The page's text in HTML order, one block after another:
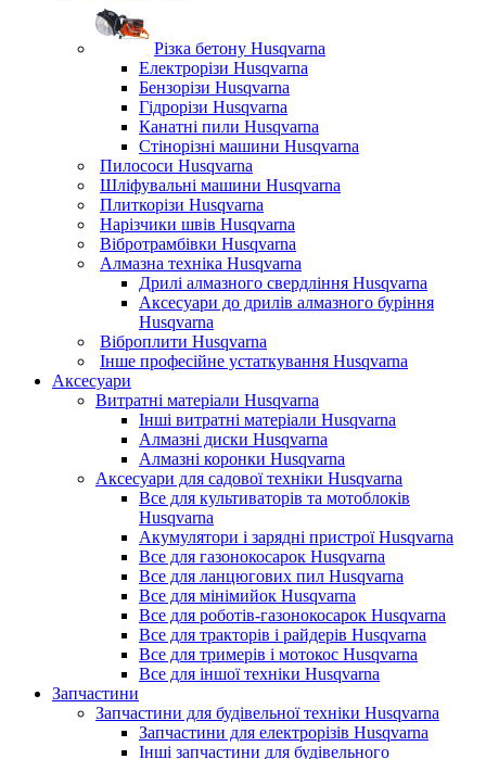
Різка бетону Husqvarna
Електрорізи Husqvarna
Бензорізи Husqvarna
Гідрорізи Husqvarna
Канатні пили Husqvarna
Стінорізні машини Husqvarna
Пилососи Husqvarna
Шліфувальні машини Husqvarna
Плиткорізи Husqvarna
Нарізчики швів Husqvarna
Вібротрамбівки Husqvarna
Алмазна техніка Husqvarna
Дрилі алмазного свердління Husqvarna
Аксесуари до дрилів алмазного буріння
Husqvarna
Віброплити Husqvarna
Інше професійне устаткування Husqvarna
Аксесуари
Витратні матеріали Husqvarna
Інші витратні матеріали Husqvarna
Алмазні диски Husqvarna
Алмазні коронки Husqvarna
Аксесуари для садової техніки Husqvarna
Все для культиваторів та мотоблоків
Husqvarna
Акумулятори і зарядні пристрої Husqvarna
Все для газонокосарок Husqvarna
Все для ланцюгових пил Husqvarna
Все для мінімийок Husqvarna
Все для роботів-газонокосарок Husqvarna
Все для тракторів і райдерів Husqvarna
Все для тримерів і мотокос Husqvarna
Все для іншої техніки Husqvarna
Запчастини
Запчастини для будівельної техніки Husqvarna
Запчастини для електрорізів Husqvarna
Інші запчастини для будівельного